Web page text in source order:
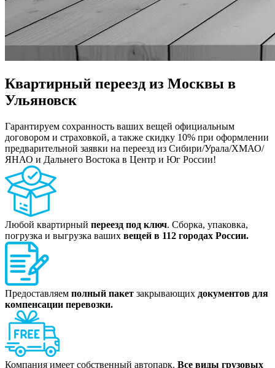
Квартирный переезд из Москвы в
Ульяновск
Гарантируем сохранность ваших вещей официальным
договором и страховкой, а также скидку 10% при оформлении
предварительной заявки на переезд из Сибири/Урала/ХМАО/
ЯНАО и Дальнего Востока в Центр и Юг России!
Любой квартирный переезд под ключ. Сборка, упаковка,
погрузка и выгрузка ваших вещей в 112 городах России.
Предоставляем полный пакет закрывающих документов для
компенсации перевозки.
Компания имеет собственный автопарк. Все виды грузовых